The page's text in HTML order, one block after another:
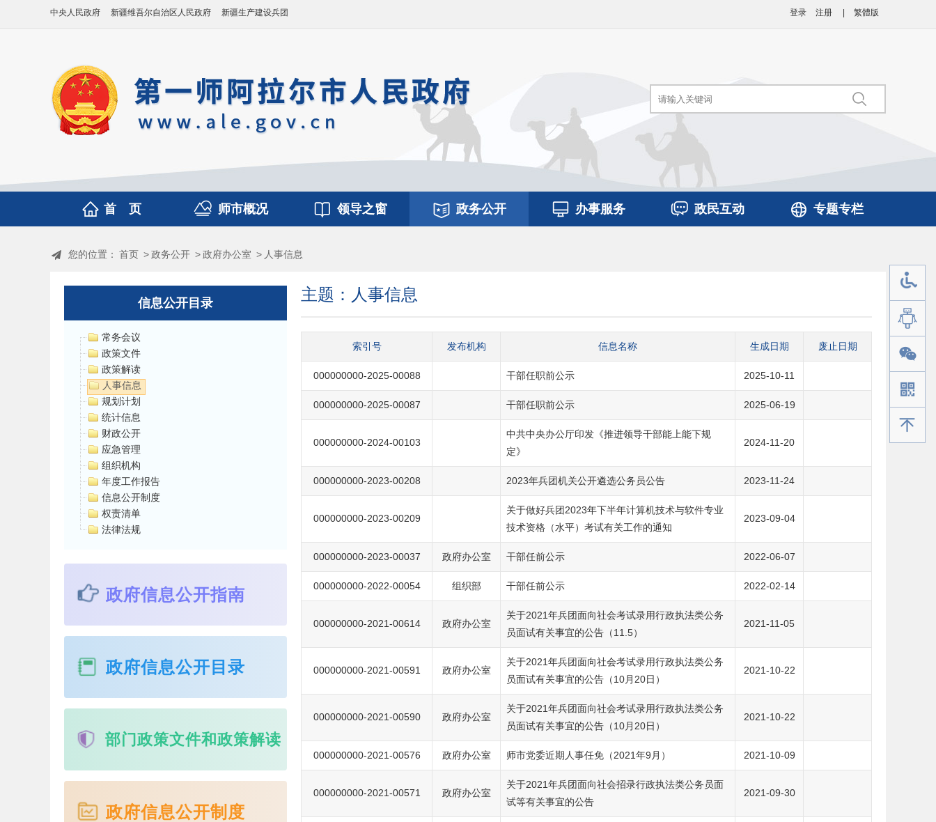
登录 注册 繁體版
中央人民政府 新疆维吾尔自治区人民政府 新疆生产建设兵团
首 页 师市概况 领导之窗 政务公开 办事服务 政民互动 专题专栏
您的位置： 首页 >政务公开 >政府办公室 > 人事信息
信息公开目录
常务会议
政策文件
政策解读
人事信息
规划计划
统计信息
财政公开
应急管理
组织机构
年度工作报告
信息公开制度
权责清单
法律法规
政府信息公开指南
政府信息公开目录
部门政策文件和政策解读
政府信息公开制度
主题：人事信息
索引号 发布机构 信息名称 生成日期 废止日期
000000000-2025-00088 干部任职前公示 2025-10-11
000000000-2025-00087 干部任职前公示 2025-06-19
000000000-2024-00103
中共中央办公厅印发《推进领导干部能上能下规
定》
2024-11-20
000000000-2023-00208 2023年兵团机关公开遴选公务员公告 2023-11-24
000000000-2023-00209
关于做好兵团2023年下半年计算机技术与软件专业
技术资格（水平）考试有关工作的通知
2023-09-04
000000000-2023-00037 政府办公室 干部任前公示 2022-06-07
000000000-2022-00054 组织部 干部任前公示 2022-02-14
000000000-2021-00614 政府办公室
关于2021年兵团面向社会考试录用行政执法类公务
员面试有关事宜的公告（11.5）
2021-11-05
000000000-2021-00591 政府办公室
关于2021年兵团面向社会考试录用行政执法类公务
员面试有关事宜的公告（10月20日）
2021-10-22
000000000-2021-00590 政府办公室
关于2021年兵团面向社会考试录用行政执法类公务
员面试有关事宜的公告（10月20日）
2021-10-22
000000000-2021-00576 政府办公室 师市党委近期人事任免（2021年9月） 2021-10-09
000000000-2021-00571 政府办公室
关于2021年兵团面向社会招录行政执法类公务员面
试等有关事宜的公告
2021-09-30
手机版